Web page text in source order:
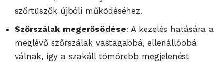
szőrtüszők újbóli működéséhez.
Szőrszálak megerősödése: A kezelés hatására a
meglévő szőrszálak vastagabbá, ellenállóbbá
válnak, így a szakáll tömörebb megjelenést